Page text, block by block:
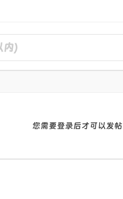
您需要登录后才可以发帖